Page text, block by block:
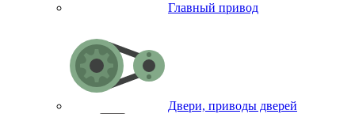
Главный привод
Двери, приводы дверей